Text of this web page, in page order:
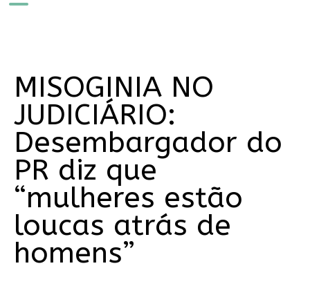
MISOGINIA NO
JUDICIÁRIO:
Desembargador do
PR diz que
“mulheres estão
loucas atrás de
homens”